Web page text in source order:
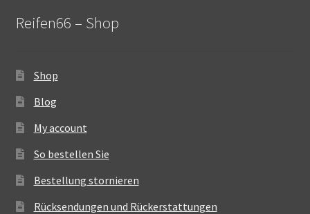
Reifen66 – Shop
Shop
Blog
My account
So bestellen Sie
Bestellung stornieren
Rücksendungen und Rückerstattungen